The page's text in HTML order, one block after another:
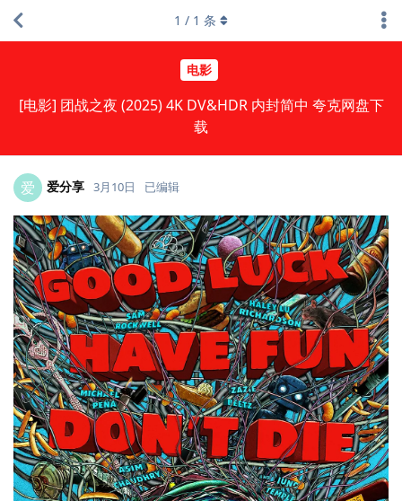
电影
[电影] 团战之夜 (2025) 4K DV&HDR 内封简中 夸克网盘下
载
1 / 1 条
爱 爱分享 3月10日 已编辑